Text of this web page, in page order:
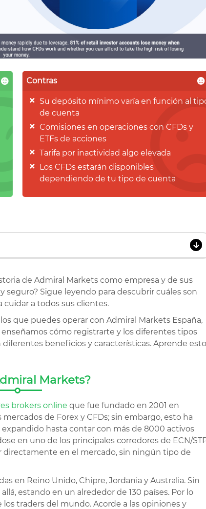
Contras
Su depósito mínimo varía en función al
de cuenta
Comisiones en operaciones con CFDs y
ETFs de acciones
Tarifa por inactividad algo elevada
Los CFDs estarán disponibles
dependiendo de tu tipo de cuenta
de Admiral Markets como empresa y de sus
seguro? Sigue leyendo para descubrir cuáles son
cuidar a todos sus clientes.
que puedes operar con Admiral Markets España,
cómo registrarte y los diferentes tipos
beneficios y características. Aprende esto
Markets?
brokers online que fue fundado en 2001 en
de Forex y CFDs; sin embargo, esto ha
hasta contar con más de 8000 activos
en uno de los principales corredores de ECN/
en el mercado, sin ningún tipo de
en Reino Unido, Chipre, Jordania y Australia. Sin
estando en un alrededor de 130 países. Por lo
traders del mundo. Acorde a las opiniones y